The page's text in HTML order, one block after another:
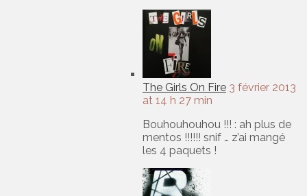
The Girls On Fire 3 février 2013
at 14 h 27 min
Bouhouhouhou !!! : ah plus de
mentos !!!!!! snif … z’ai mangé
les 4 paquets !